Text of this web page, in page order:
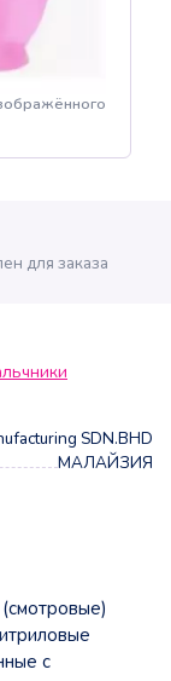
SDN.BHD
МАЛАЙЗИЯ
с
для заказа